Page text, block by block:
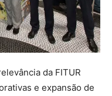
da FITUR
e expansão de